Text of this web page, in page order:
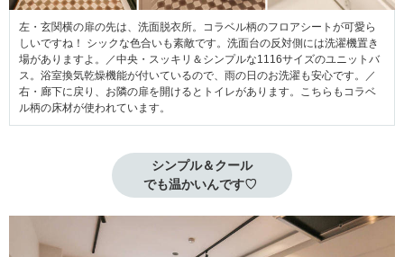
左・玄関横の扉の先は、洗面脱衣所。コラベル柄のフロアシートが可愛ら
しいですね！ シックな色合いも素敵です。洗面台の反対側には洗濯機置き
場がありますよ。／中央・スッキリ＆シンプルな1116サイズのユニットバ
ス。浴室換気乾燥機能が付いているので、雨の日のお洗濯も安心です。／
右・廊下に戻り、お隣の扉を開けるとトイレがあります。こちらもコラベ
ル柄の床材が使われています。
シンプル＆クール
でも温かいんです♡